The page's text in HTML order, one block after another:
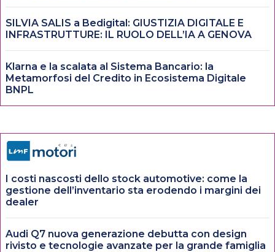
SILVIA SALIS a Bedigital: GIUSTIZIA DIGITALE E
INFRASTRUTTURE: IL RUOLO DELL’IA A GENOVA
Klarna e la scalata al Sistema Bancario: la
Metamorfosi del Credito in Ecosistema Digitale
BNPL
I costi nascosti dello stock automotive: come la
gestione dell’inventario sta erodendo i margini dei
dealer
Audi Q7 nuova generazione debutta con design
rivisto e tecnologie avanzate per la grande famiglia